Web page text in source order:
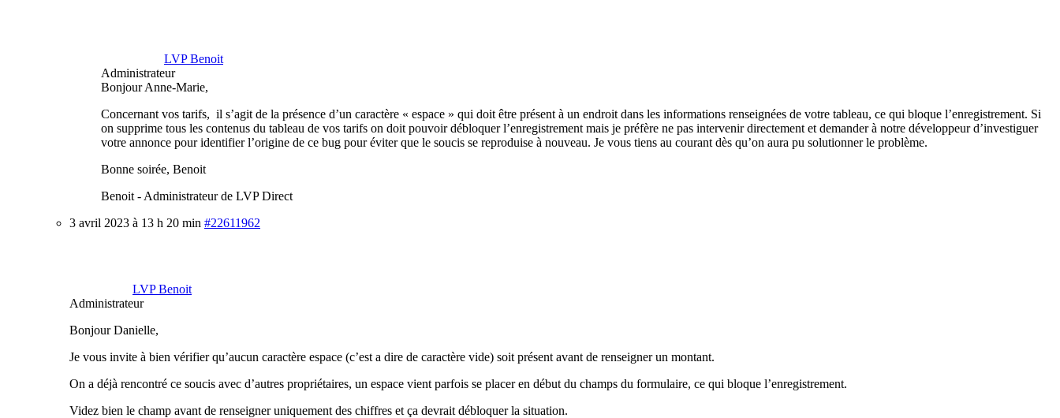
LVP Benoit
Administrateur
Bonjour Anne-Marie,
Concernant vos tarifs, il s’agit de la présence d’un caractère « espace » qui doit être présent à un endroit dans les informations renseignées de votre tableau, ce qui bloque l’enregistrement. Si
on supprime tous les contenus du tableau de vos tarifs on doit pouvoir débloquer l’enregistrement mais je préfère ne pas intervenir directement et demander à notre développeur d’investiguer
votre annonce pour identifier l’origine de ce bug pour éviter que le soucis se reproduise à nouveau. Je vous tiens au courant dès qu’on aura pu solutionner le problème.
Bonne soirée, Benoit
Benoit - Administrateur de LVP Direct
3 avril 2023 à 13 h 20 min #22611962
LVP Benoit
Administrateur
Bonjour Danielle,
Je vous invite à bien vérifier qu’aucun caractère espace (c’est a dire de caractère vide) soit présent avant de renseigner un montant.
On a déjà rencontré ce soucis avec d’autres propriétaires, un espace vient parfois se placer en début du champs du formulaire, ce qui bloque l’enregistrement.
Videz bien le champ avant de renseigner uniquement des chiffres et ça devrait débloquer la situation.